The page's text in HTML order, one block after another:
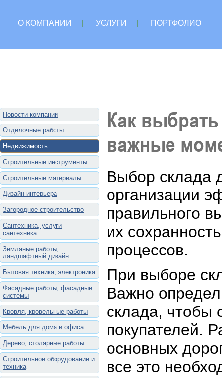
О КОМПАНИИ УСЛУГИ
ПОРТФОЛИО
Новости компании
Отделочные работы
Недвижимость
Строительные инструменты
Строительные материалы
Дизайн интерьера
Загородное строительство
Сантехника, услуги
сантехника
Земляные работы,
ландшафтный дизайн
Бытовая техника, электроника
Фасадные работы, фасадные
системы
Кровля, кровельные работы
Мебель для дома и офиса
Дерево, столярные работы
Строительное оборудование и
техника
Как
важные
Выбор склада
организации
правильного
их
процессов.
При выборе
Важно
склада, чтобы
покупателей.
основных
все это